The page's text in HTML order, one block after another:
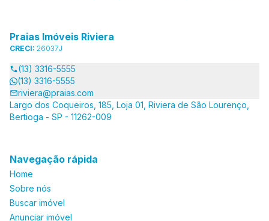
Praias Imóveis Riviera
CRECI: 26037J
(13) 3316-5555
(13) 3316-5555
riviera@praias.com
Largo dos Coqueiros, 185, Loja 01, Riviera de São Lourenço,
Bertioga - SP - 11262-009
Navegação rápida
Home
Sobre nós
Buscar imóvel
Anunciar imóvel